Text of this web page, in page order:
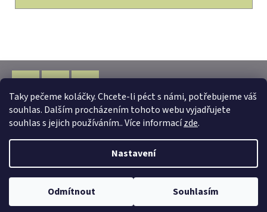
Taky pečeme koláčky. Chcete-li péct s námi, potřebujeme váš
souhlas. Dalším procházením tohoto webu vyjadřujete
souhlas s jejich používáním.. Více informacízde.
Nastavení
Odmítnout Souhlasím
Á
P
A
T
FacebookInstagramWhatsApp
Vytvořil Shoptet
Copyright 2026www.almarka.cz. Všechna práva
vyhrazena.
KontaktyDoprava a platba Obchodní podmínky